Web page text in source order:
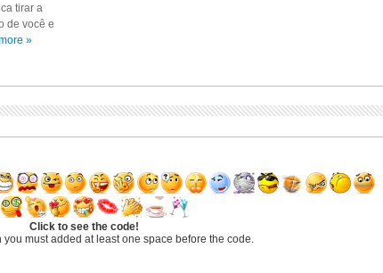
tirar a
de você e
»
Click to see the code!
you must added at least one space before the code.